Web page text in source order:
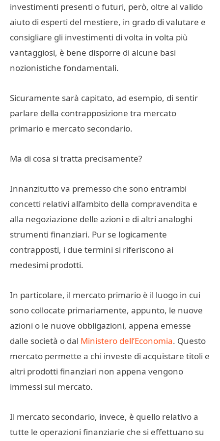
investimenti presenti o futuri, però, oltre al valido
aiuto di esperti del mestiere, in grado di valutare e
consigliare gli investimenti di volta in volta più
vantaggiosi, è bene disporre di alcune basi
nozionistiche fondamentali.
Sicuramente sarà capitato, ad esempio, di sentir
parlare della contrapposizione tra mercato
primario e mercato secondario.
Ma di cosa si tratta precisamente?
Innanzitutto va premesso che sono entrambi
concetti relativi all’ambito della compravendita e
alla negoziazione delle azioni e di altri analoghi
strumenti finanziari. Pur se logicamente
contrapposti, i due termini si riferiscono ai
medesimi prodotti.
In particolare, il mercato primario è il luogo in cui
sono collocate primariamente, appunto, le nuove
azioni o le nuove obbligazioni, appena emesse
dalle società o dal Ministero dell’Economia. Questo
mercato permette a chi investe di acquistare titoli e
altri prodotti finanziari non appena vengono
immessi sul mercato.
Il mercato secondario, invece, è quello relativo a
tutte le operazioni finanziarie che si effettuano su